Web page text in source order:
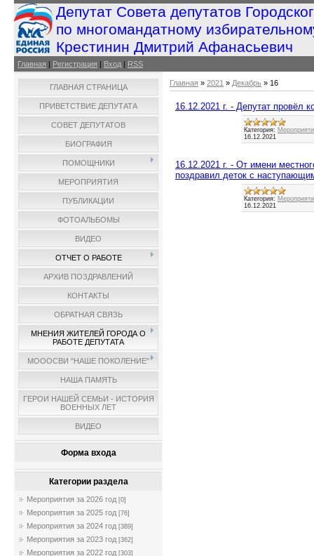
Депутат Совета депутатов
по многомандатному
Крестинин Дмитрий Афанасьевич
Главная | Регистрация | Вход | RSS
ГЛАВНАЯ СТРАНИЦА
ПРИВЕТСТВИЕ ДЕПУТАТА
СОВЕТ ДЕПУТАТОВ
БИОГРАФИЯ
ПОМОЩНИКИ
МЕРОПРИЯТИЯ
ПУБЛИКАЦИИ
ФОТОАЛЬБОМЫ
ВИДЕО
ОТЧЕТ О РАБОТЕ
АРХИВ ПОЗДРАВЛЕНИЙ
КОНТАКТЫ
ОБРАТНАЯ СВЯЗЬ
МНЕНИЯ ЖИТЕЛЕЙ ГОРОДА О
РАБОТЕ ДЕПУТАТА
МОООСВИ "НАШЕ ПОКОЛЕНИЕ"
НАША ПАМЯТЬ
ГЕРОИ НАШЕЙ СЕМЬИ - ИСТОРИЯ
ВОЕННЫХ ЛЕТ
ВИДЕО
Форма входа
Категории раздела
Мероприятия за 2026 год [0]
Мероприятия за 2025 год [76]
Мероприятия за 2024 год [389]
Мероприятия за 2023 год [362]
Мероприятия за 2022 год [303]
Главная » 2021 » Декабрь » 16
16.12.2021 г. - Депутат провёл
Категория:
16.12.2021
16.12.2021 г. - От имени
поздравил деток с
Категория:
16.12.2021